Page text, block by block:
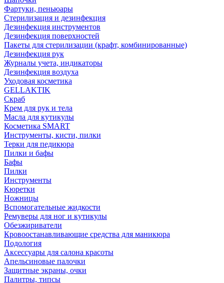
Фартуки, пеньюары
Стерилизация и дезинфекция
Дезинфекция инструментов
Дезинфекция поверхностей
Пакеты для стерилизации (крафт, комбинированные)
Дезинфекция рук
Журналы учета, индикаторы
Дезинфекция воздуха
Уходовая косметика
GELLAKTIK
Скраб
Крем для рук и тела
Масла для кутикулы
Косметика SMART
Инструменты, кисти, пилки
Терки для педикюра
Пилки и бафы
Бафы
Пилки
Инструменты
Кюретки
Ножницы
Вспомогательные жидкости
Ремуверы для ног и кутикулы
Обезжириватели
Кровоостанавливающие средства для маникюра
Подология
Аксессуары для салона красоты
Апельсиновые палочки
Защитные экраны, очки
Палитры, типсы